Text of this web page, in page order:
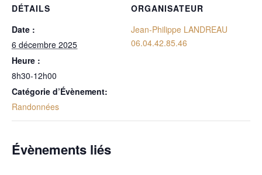
DÉTAILS
Date :
6 décembre 2025
Heure :
8h30-12h00
Catégorie d’Évènement:
Randonnées
ORGANISATEUR
Jean-Philippe LANDREAU
06.04.42.85.46
Évènements liés